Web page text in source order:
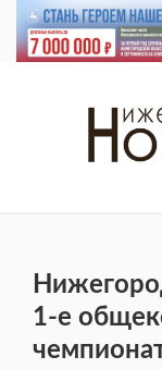
1-е